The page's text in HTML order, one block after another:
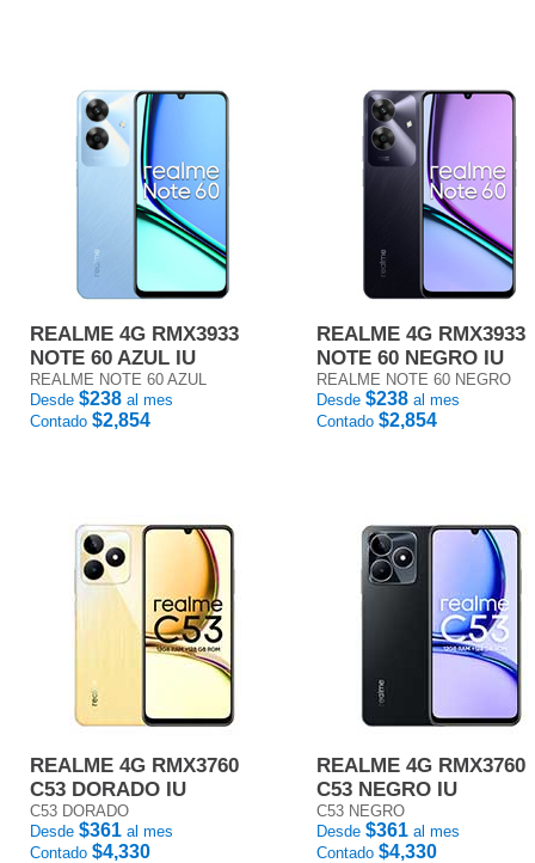
REALME 4G RMX3933
NOTE 60 AZUL IU
REALME NOTE 60 AZUL
Desde $238 al mes
Contado $2,854
REALME 4G RMX3933
NOTE 60 NEGRO IU
REALME NOTE 60 NEGRO
Desde $238 al mes
Contado $2,854
REALME 4G RMX3760
C53 DORADO IU
C53 DORADO
Desde $361 al mes
Contado $4,330
REALME 4G RMX3760
C53 NEGRO IU
C53 NEGRO
Desde $361 al mes
Contado $4,330